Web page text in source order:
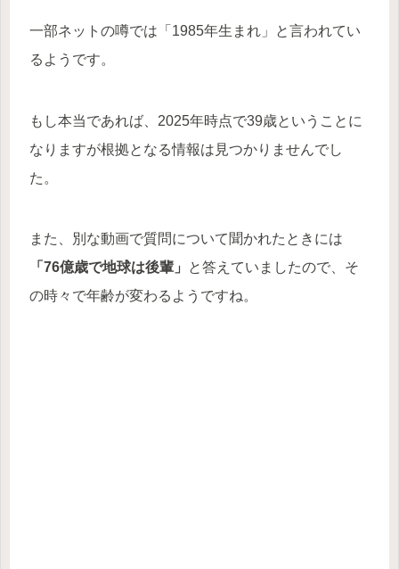
一部ネットの噂では「1985年生まれ」と言われてい
るようです。
もし本当であれば、2025年時点で39歳ということに
なりますが根拠となる情報は見つかりませんでし
た。
また、別な動画で質問について聞かれたときには
「76億歳で地球は後輩」
と答えていましたので、そ
の時々で年齢が変わるようですね。